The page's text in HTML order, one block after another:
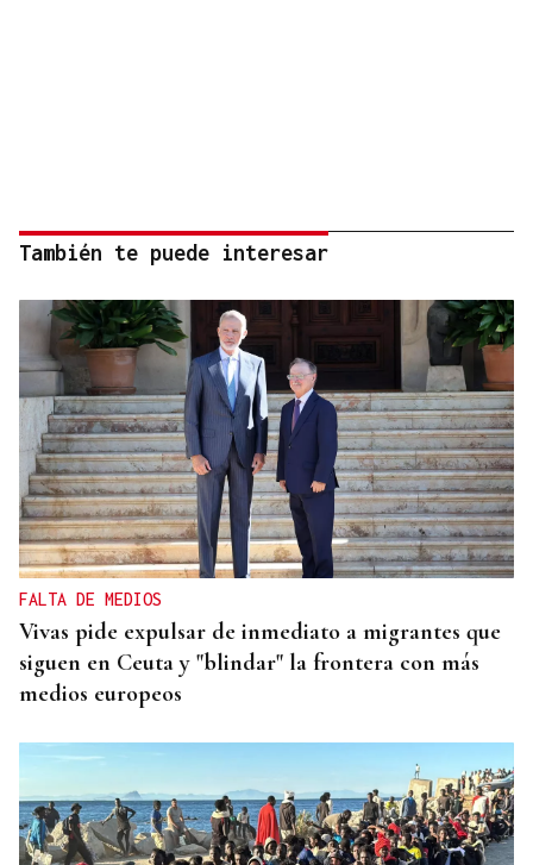
También te puede interesar
FALTA DE MEDIOS
Vivas pide expulsar de inmediato a migrantes que
siguen en Ceuta y "blindar" la frontera con más
medios europeos